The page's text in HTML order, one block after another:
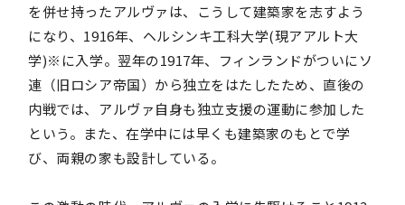
を併せ持ったアルヴァは、こうして建築家を志すよう
になり、1916年、ヘルシンキ工科大学(現アアルト大
学)※に入学。翌年の1917年、フィンランドがついにソ
連（旧ロシア帝国）から独立をはたしたため、直後の
内戦では、アルヴァ自身も独立支援の運動に参加した
という。また、在学中には早くも建築家のもとで学
び、両親の家も設計している。